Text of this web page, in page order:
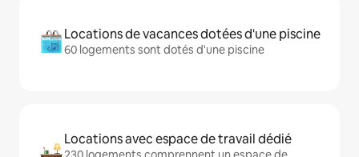
Locations de vacances dotées d'une piscine
60 logements sont dotés d'une piscine
Locations avec espace de travail dédié